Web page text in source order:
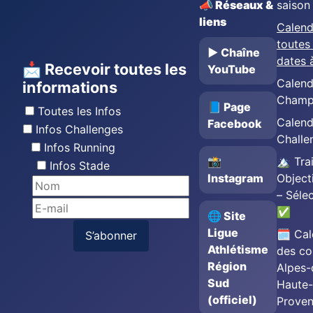
📩 Recevoir toutes les
informations
Toutes les Infos
Infos Challenges
Infos Running
Infos Stade
S’abonner
📣 Réseaux &
liens
▶️ Chaîne
YouTube
📘 Page
Facebook
📸
Instagram
🌐 Site
Ligue
Athlétisme
Région
Sud
(officiel)
saison
toutes
dates
🏔️
–
✅
🗓️
des
Haute-